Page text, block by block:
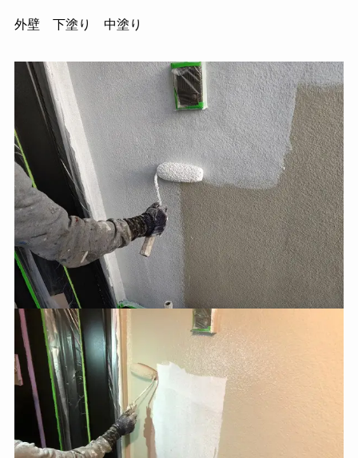
外壁 下塗り 中塗り